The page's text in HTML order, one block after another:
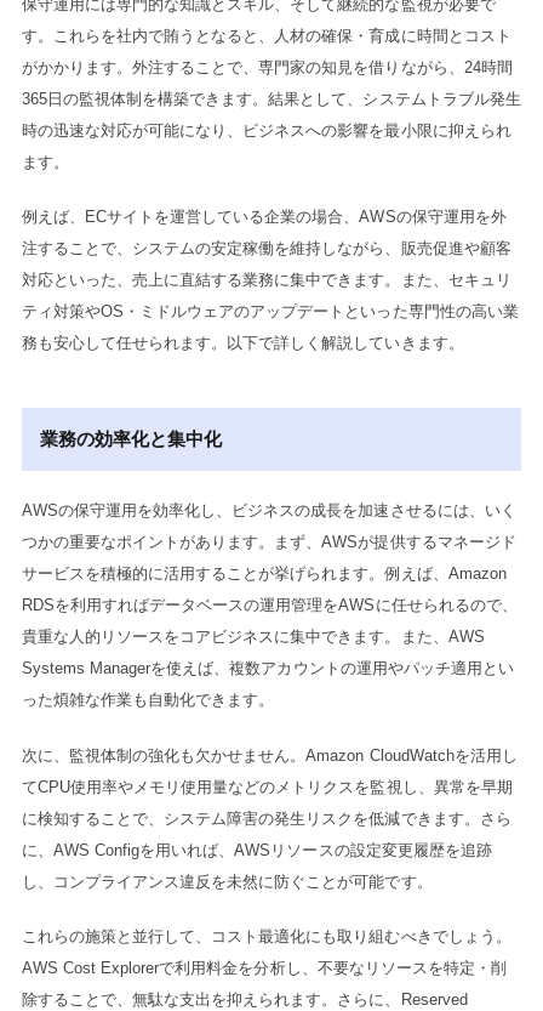
保守運用には専門的な知識とスキル、そして継続的な監視が必要で
す。これらを社内で賄うとなると、人材の確保・育成に時間とコスト
がかかります。外注することで、専門家の知見を借りながら、24時間
365日の監視体制を構築できます。結果として、システムトラブル発生
時の迅速な対応が可能になり、ビジネスへの影響を最小限に抑えられ
ます。
例えば、ECサイトを運営している企業の場合、AWSの保守運用を外
注することで、システムの安定稼働を維持しながら、販売促進や顧客
対応といった、売上に直結する業務に集中できます。また、セキュリ
ティ対策やOS・ミドルウェアのアップデートといった専門性の高い業
務も安心して任せられます。以下で詳しく解説していきます。
業務の効率化と集中化
AWSの保守運用を効率化し、ビジネスの成長を加速させるには、いく
つかの重要なポイントがあります。まず、AWSが提供するマネージド
サービスを積極的に活用することが挙げられます。例えば、Amazon
RDSを利用すればデータベースの運用管理をAWSに任せられるので、
貴重な人的リソースをコアビジネスに集中できます。また、AWS
Systems Managerを使えば、複数アカウントの運用やパッチ適用とい
った煩雑な作業も自動化できます。
次に、監視体制の強化も欠かせません。Amazon CloudWatchを活用し
てCPU使用率やメモリ使用量などのメトリクスを監視し、異常を早期
に検知することで、システム障害の発生リスクを低減できます。さら
に、AWS Configを用いれば、AWSリソースの設定変更履歴を追跡
し、コンプライアンス違反を未然に防ぐことが可能です。
これらの施策と並行して、コスト最適化にも取り組むべきでしょう。
AWS Cost Explorerで利用料金を分析し、不要なリソースを特定・削
除することで、無駄な支出を抑えられます。さらに、Reserved